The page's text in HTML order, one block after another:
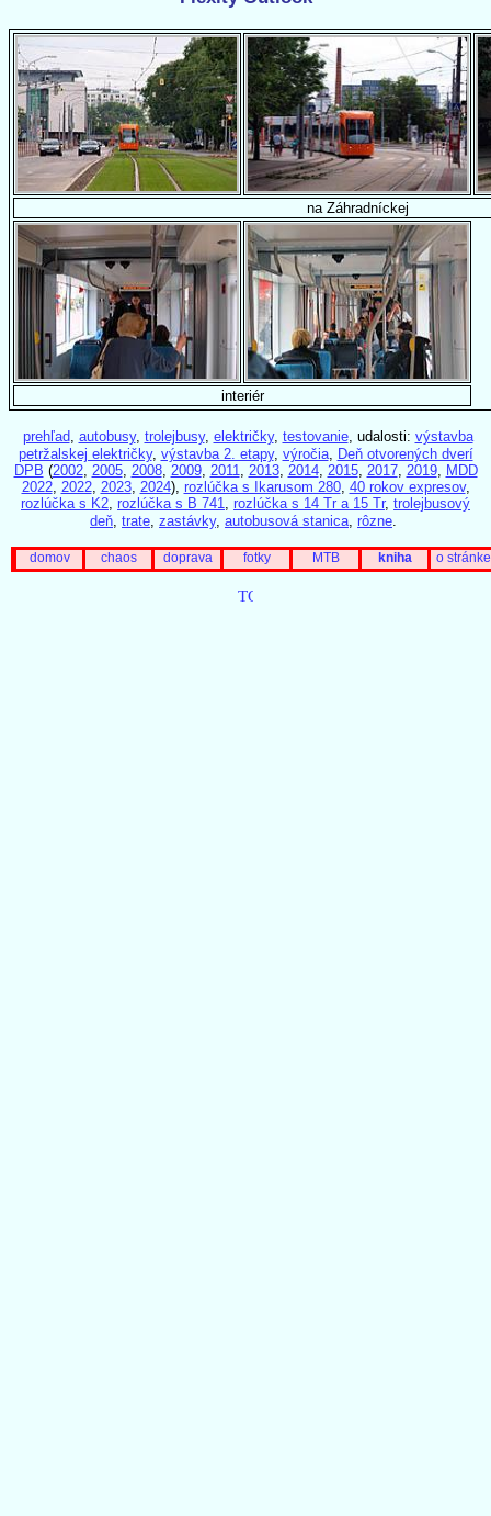
na Záhradníckej
interiér
prehľad autobusy, trolejbusy, električky, testovanie, udalosti: výstavba
petržalskej električky, výstavba 2. etapy, výročia,
Deň otvorených dverí
DPB (2002, 2005, 2008, 2009, 2011 2013, 2014, 2015, 2017, 2019,
MDD
2022, 2022, 2023, 2024), rozlúčka s Ikarusom 280, 40 rokov expresov,
rozlúčka s K2 rozlúčka s B 741 rozlúčka s 14 Tr a 15 Tr, trolejbusový
deň trate zastávky, autobusová stanica rôzne
domov chaos doprava fotky MTB kniha o stránke